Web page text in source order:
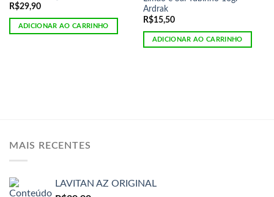
R$29,90
ADICIONAR AO CARRINHO
Ardrak
R$15,50
ADICIONAR AO CARRINHO
MAIS RECENTES
LAVITAN AZ ORIGINAL